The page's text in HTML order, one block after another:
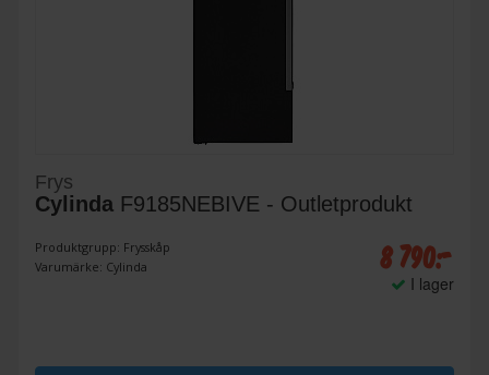
Frys
Cylinda F9185NEBIVE - Outletprodukt
Produktgrupp: Frysskåp
Varumärke: Cylinda
8 790:-
I lager